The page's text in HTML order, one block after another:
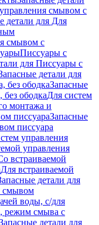
смывом с
детали для Для
смывом с
Писсуары с
для Писсуары с
детали для
без ободкаЗапасные
ободкаДля систем
монтажа и
писсуараЗапасные
писсуара
управления
управления
встраиваемой
Для встраиваемой
детали для
смывом
воды, с/для
режим смыва с
детали для